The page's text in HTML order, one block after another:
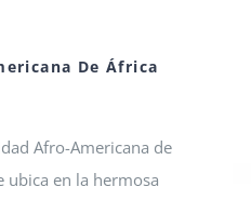
De África
Afro-Americana de
ubica en la hermosa